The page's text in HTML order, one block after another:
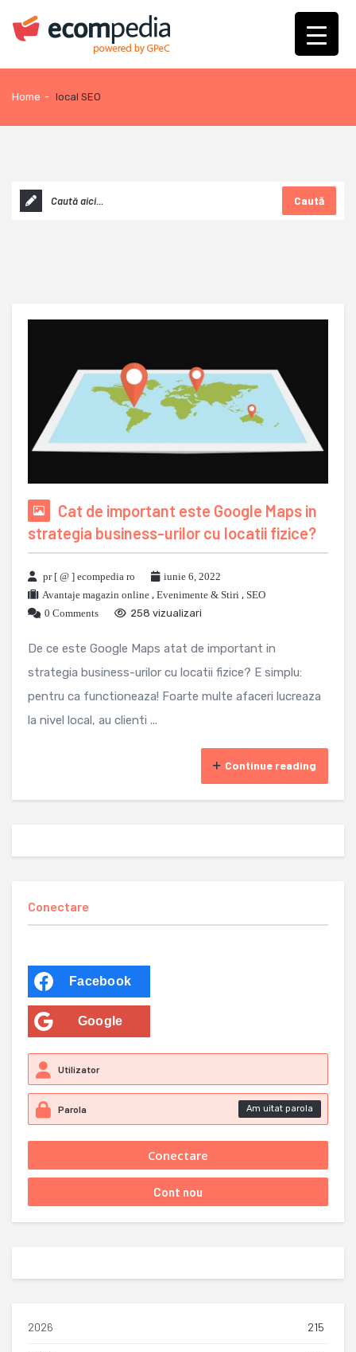
Home - local SEO
Caută
Cat de important este Google Maps in
strategia business-urilor cu locatii fizice?
pr [ @ ] ecompedia ro
iunie 6, 2022
Avantaje magazin online , Evenimente & Stiri , SEO
0 Comments
258 vizualizari
De ce este Google Maps atat de important in
strategia business-urilor cu locatii fizice? E simplu:
pentru ca functioneaza! Foarte multe afaceri lucreaza
la nivel local, au clienti ...
Continue reading
Conectare
Facebook
Google
Am uitat parola
2026 215